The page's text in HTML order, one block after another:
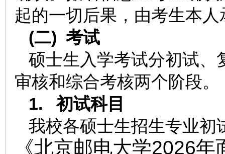
起的一切后果，由考生本人
(二) 考试
硕士生入学考试分初试、
审核和综合考核两个阶段。
1.初试科目
我校各硕士生招生专业初
《北京邮电大学2026